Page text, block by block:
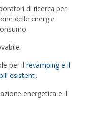
di ricerca per
delle energie
per il revamping e il
esistenti.
energetica e il